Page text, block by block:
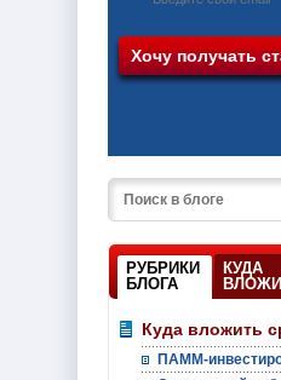
РУБРИКИ
БЛОГА
КУДА
Куда вложить
ПАММ-